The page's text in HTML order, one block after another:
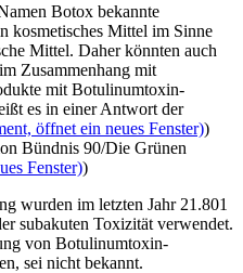
Botox bekannte
kosmetisches Mittel im Sinne
Mittel. Daher könnten auch
Zusammenhang mit
mit Botulinumtoxin-
es in einer Antwort der
öffnet ein neues Fenster))
Bündnis 90/Die Grünen
Fenster))
wurden im letzten Jahr 21.801
subakuten Toxizität verwendet.
von Botulinumtoxin-
sei nicht bekannt.